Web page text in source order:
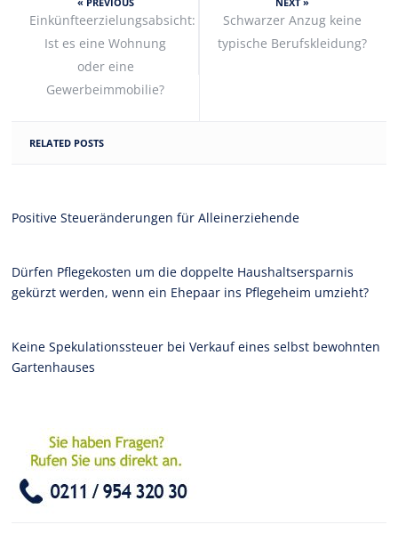
Einkünfteerzielungsabsicht:
Ist es eine Wohnung
oder eine
Gewerbeimmobilie?
Schwarzer Anzug keine
typische Berufskleidung?
RELATED POSTS
Positive Steueränderungen für Alleinerziehende
Dürfen Pflegekosten um die doppelte Haushaltsersparnis
gekürzt werden, wenn ein Ehepaar ins Pflegeheim umzieht?
Keine Spekulationssteuer bei Verkauf eines selbst bewohnten
Gartenhauses